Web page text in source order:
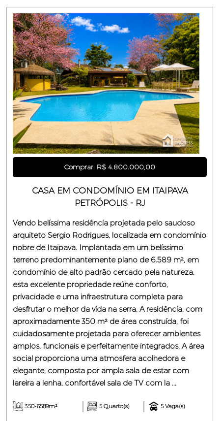
Comprar: R$ 4.800.000,00
CASA EM CONDOMÍNIO EM ITAIPAVA
PETRÓPOLIS - RJ
Vendo belíssima residência projetada pelo saudoso
arquiteto Sergio Rodrigues, localizada em condomínio
nobre de Itaipava. Implantada em um belíssimo
terreno predominantemente plano de 6.589 m², em
condomínio de alto padrão cercado pela natureza,
esta excelente propriedade reúne conforto,
privacidade e uma infraestrutura completa para
desfrutar o melhor da vida na serra. A residência, com
aproximadamente 350 m² de área construída, foi
cuidadosamente projetada para oferecer ambientes
amplos, funcionais e perfeitamente integrados. A área
social proporciona uma atmosfera acolhedora e
elegante, composta por ampla sala de estar com
lareira a lenha, confortável sala de TV com la ...
350-6589m² 5 Quarto(s) 5 Vaga(s)